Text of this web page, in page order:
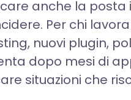
anche la posta
Per chi
nuovi plugin,
dopo mesi di
situazioni che